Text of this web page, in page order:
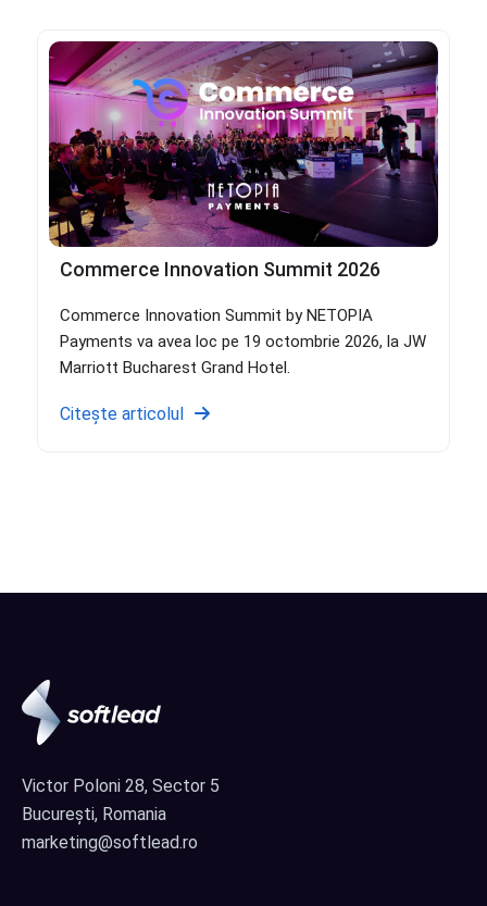
Commerce Innovation Summit 2026
Commerce Innovation Summit by NETOPIA
Payments va avea loc pe 19 octombrie 2026, la JW
Marriott Bucharest Grand Hotel.
Citește articolul
Victor Poloni 28, Sector 5
București, Romania
marketing@softlead.ro